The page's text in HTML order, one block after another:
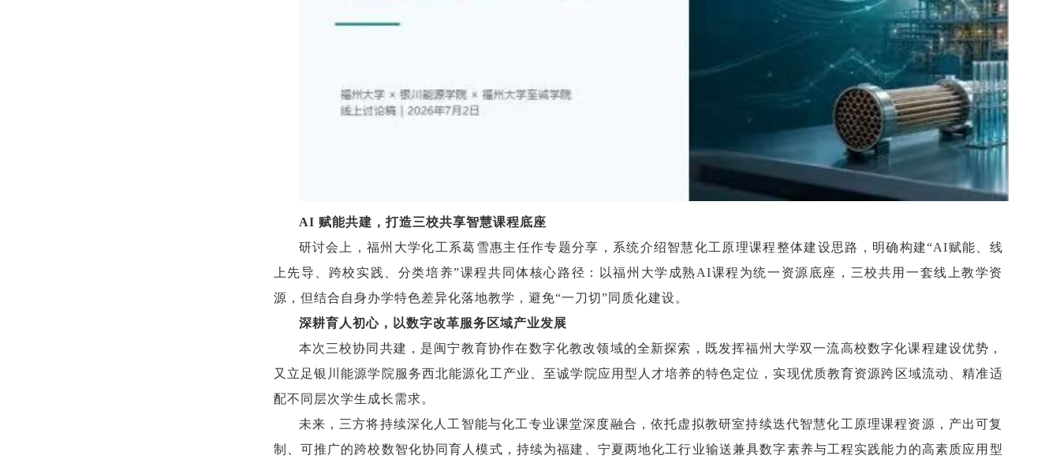
AI 赋能共建，打造三校共享智慧课程底座
研讨会上，福州大学化工系葛雪惠主任作专题分享，系统介绍智慧化工原理课程整体建设思路，明确构建“AI赋能、线
上先导、跨校实践、分类培养”课程共同体核心路径：以福州大学成熟AI课程为统一资源底座，三校共用一套线上教学资
源，但结合自身办学特色差异化落地教学，避免“一刀切”同质化建设。
深耕育人初心，以数字改革服务区域产业发展
本次三校协同共建，是闽宁教育协作在数字化教改领域的全新探索，既发挥福州大学双一流高校数字化课程建设优势，
又立足银川能源学院服务西北能源化工产业、至诚学院应用型人才培养的特色定位，实现优质教育资源跨区域流动、精准适
配不同层次学生成长需求。
未来，三方将持续深化人工智能与化工专业课堂深度融合，依托虚拟教研室持续迭代智慧化工原理课程资源，产出可复
制、可推广的跨校数智化协同育人模式，持续为福建、宁夏两地化工行业输送兼具数字素养与工程实践能力的高素质应用型